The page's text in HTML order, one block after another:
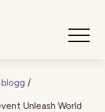
/
Unleash World